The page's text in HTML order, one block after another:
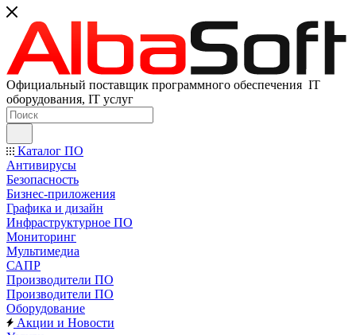
Официальный поставщик программного обеспечения IT
оборудования, IT услуг
Каталог ПО
Антивирусы
Безопасность
Бизнес-приложения
Графика и дизайн
Инфраструктурное ПО
Мониторинг
Мультимедиа
САПР
Производители ПО
Производители ПО
Оборудование
Акции и Новости